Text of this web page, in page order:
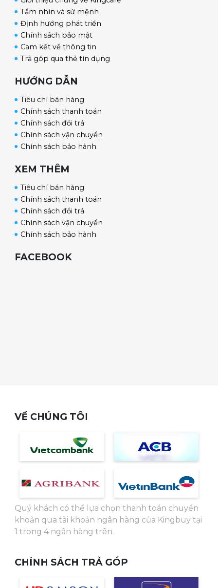
luyện cao hơn.
Tầm nhìn và sứ mệnh
Định hướng phát triển
Chính sách bảo mật
Cam kết về thông tin
Trả góp qua thẻ tín dụng
HƯỚNG DẪN
Tiêu chí bán hàng
Chính sách thanh toán
Chính sách đổi trả
Chính sách vận chuyển
Chính sách bảo hành
XEM THÊM
Tiêu chí bán hàng
Chính sách thanh toán
Chính sách đổi trả
Chính sách vận chuyển
Chính sách bảo hành
FACEBOOK
VỀ CHÚNG TÔI
Quý khách có thể lựa chọn thanh toán chuyển
khoản qua tài khoản ngân hàng của Kingbuy tại
1 trong 4 ngân hàng trên.
CHÍNH SÁCH TRẢ GÓP